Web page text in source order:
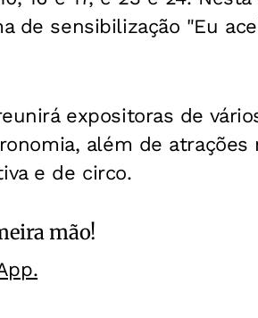
de sensibilização "Eu
expositoras de
além de atrações
e de circo.
mão!